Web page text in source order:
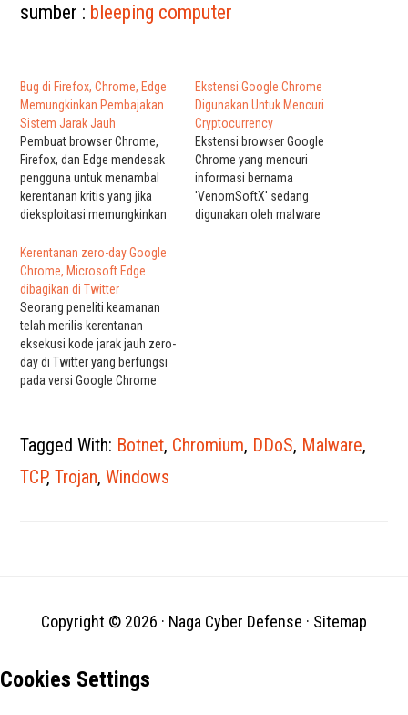
sumber : bleeping computer
Bug di Firefox, Chrome, Edge
Memungkinkan Pembajakan
Sistem Jarak Jauh
Pembuat browser Chrome,
Firefox, dan Edge mendesak
pengguna untuk menambal
kerentanan kritis yang jika
dieksploitasi memungkinkan
sistem yang menjalankan
perangkat lunak tersebut.
Kerentanan Mozilla Firefox
(CVE-2020-16044) terpisah
dari bug yang dilaporkan di
mesin browser Google
Chromium, yang digunakan di
browser Google Chrome dan
Ekstensi Google Chrome
Digunakan Untuk Mencuri
Cryptocurrency
Ekstensi browser Google
Chrome yang mencuri
informasi bernama
'VenomSoftX' sedang
digunakan oleh malware
utama…
Kerentanan zero-day Google
Chrome, Microsoft Edge
dibagikan di Twitter
Seorang peneliti keamanan
telah merilis kerentanan
eksekusi kode jarak jauh zero-
day di Twitter yang berfungsi
pada versi Google Chrome
bug keamanan yang telah
diungkapkan secara publik
tetapi belum ditambal dalam
versi rilis perangkat lunak
Tagged With: Botnet, Chromium, DDoS, Malware,
TCP,Trojan,Windows
Copyright © 2026 · Naga Cyber Defense · Sitemap
Cookies Settings